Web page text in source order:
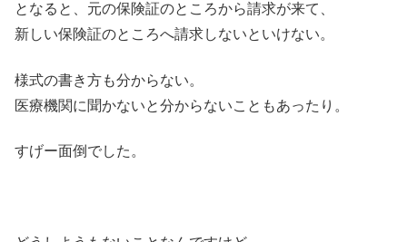
となると、元の保険証のところから請求が来て、
新しい保険証のところへ請求しないといけない。
様式の書き方も分からない。
医療機関に聞かないと分からないこともあったり。
すげー面倒でした。